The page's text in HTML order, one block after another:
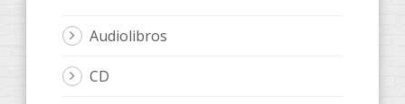
Audiolibros
CD